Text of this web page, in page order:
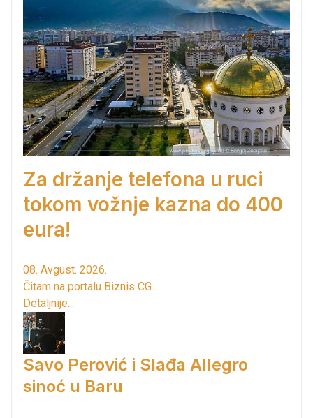
Za držanje telefona u ruci
tokom vožnje kazna do 400
eura!
08. Avgust. 2026.
Čitam na portalu Biznis CG...
Detaljnije...
Savo Perović i Slađa Allegro
sinoć u Baru